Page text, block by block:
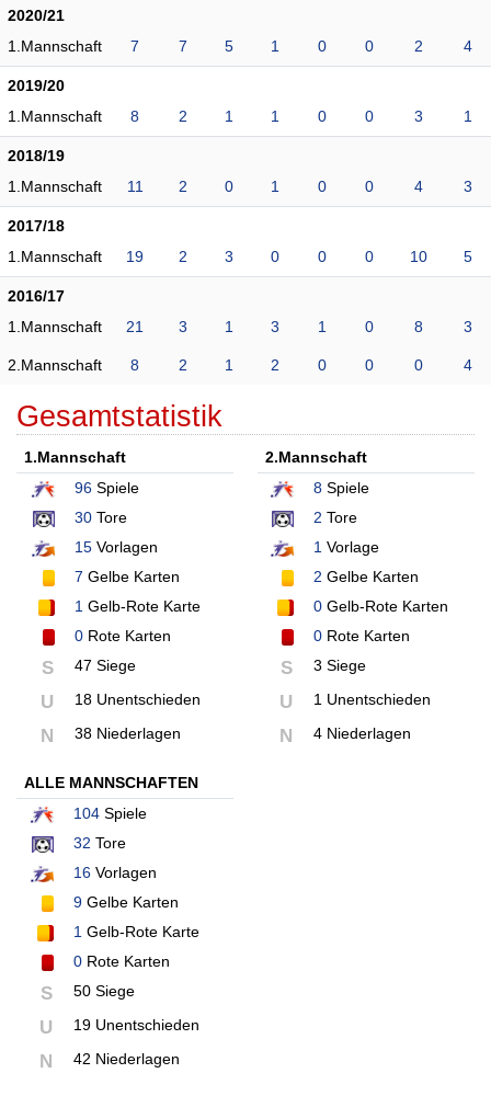
2020/21
1.Mannschaft
7 7 5 1 0 0 2 4
2019/20
1.Mannschaft
8 2 1 1 0 0 3 1
2018/19
1.Mannschaft
11 2 0 1 0 0 4 3
2017/18
1.Mannschaft
19 2 3 0 0 0 10 5
2016/17
1.Mannschaft
21 3 1 3 1 0 8 3
2.Mannschaft 8 2 1 2 0 0 0 4
Gesamtstatistik
1.Mannschaft
96 Spiele
30 Tore
15 Vorlagen
7 Gelbe Karten
1 Gelb-Rote Karte
0 Rote Karten
S 47 Siege
U 18 Unentschieden
N 38 Niederlagen
2.Mannschaft
8Spiele
2 Tore
1Vorlage
2 Gelbe Karten
0Gelb-Rote Karten
0Rote Karten
S 3 Siege
U 1 Unentschieden
N 4 Niederlagen
ALLE MANNSCHAFTEN
104 Spiele
32 Tore
16 Vorlagen
9 Gelbe Karten
1 Gelb-Rote Karte
0 Rote Karten
S 50 Siege
U 19 Unentschieden
N 42 Niederlagen